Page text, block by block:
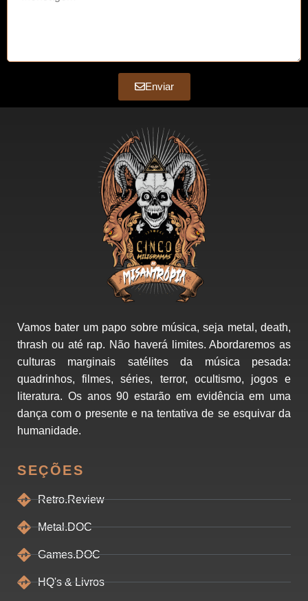
Enviar
Vamos bater um papo sobre música, seja metal, death,
thrash ou até rap. Não haverá limites. Abordaremos as
culturas marginais satélites da música pesada:
quadrinhos, filmes, séries, terror, ocultismo, jogos e
literatura. Os anos 90 estarão em evidência em uma
dança com o presente e na tentativa de se esquivar da
humanidade.
SEÇÕES
Retro.Review
Metal.DOC
Games.DOC
HQ's & Livros